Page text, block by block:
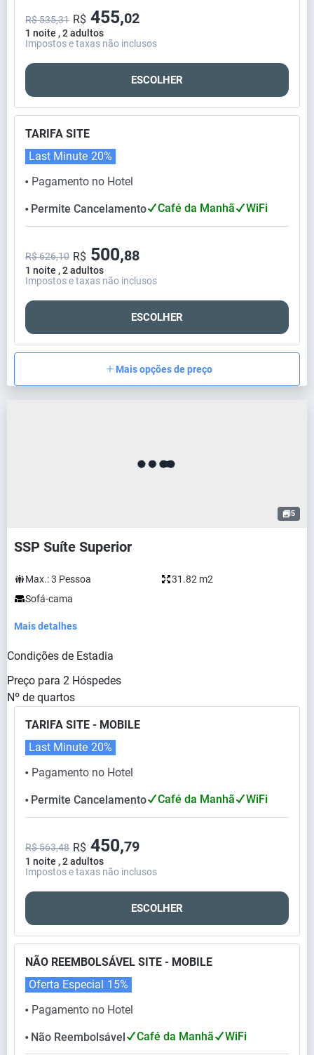
1 noite , 2 adultos
R$ 535,31 R$ 455,02
Impostos e taxas não inclusos
ESCOLHER
TARIFA SITE
⬤ Pagamento no Hotel
Last Minute 20%
⬤ Permite Cancelamento Café da Manhã WiFi
1 noite , 2 adultos
R$ 626,10 R$ 500,88
Impostos e taxas não inclusos
ESCOLHER
Mais opções de preço
5
SSP Suíte Superior
Max.:3 Pessoa
31.82 m2
Sofá-cama
Mais detalhes
Condições de Estadia
Preço para 2 Hóspedes
Nº de quartos
TARIFA SITE - MOBILE
⬤ Pagamento no Hotel
Last Minute 20%
⬤ Permite Cancelamento Café da Manhã WiFi
1 noite , 2 adultos
R$ 563,48 R$ 450,79
Impostos e taxas não inclusos
ESCOLHER
NÃO REEMBOLSÁVEL SITE - MOBILE
⬤ Pagamento no Hotel
Oferta Especial 15%
⬤ Não Reembolsável Café da Manhã WiFi